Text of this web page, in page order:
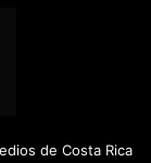
de Costa Rica